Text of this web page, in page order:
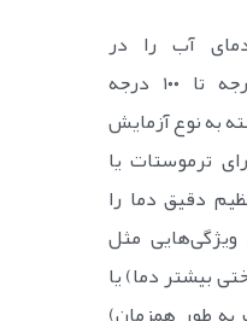
آب را در
محدوده‌های مختلف (مثلاً از ۳۰ درجه تا ۱۰۰ درجه
به نوع آزمایش
ترموستات یا
دقیق دما را
مثل
بیشتر دما) یا